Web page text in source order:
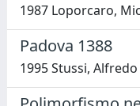
1987 Loporcaro,
Padova 1388
1995 Stussi, Alfredo